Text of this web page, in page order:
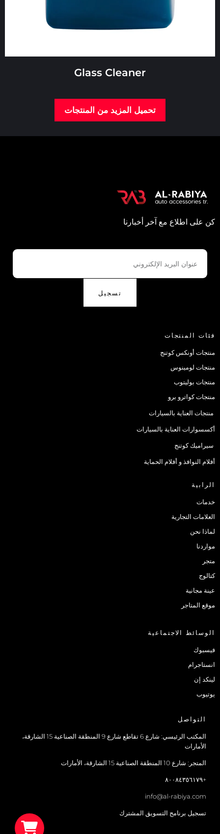
Glass Cleaner
تحميل المزيد من المنتجات
كن على اطلاع مع آخر أخبارنا
تسجيل
فئات المنتجات
منتجات أونكس كوتنج
منتجات لومينوس
منتجات بوليتوب
منتجات كواترو برو
منتجات العناية بالسيارات
أكسسوارات العناية بالسيارات
سيراميك كوتنج
أفلام النوافذ و أفلام الحماية
الرابية
خدمات
العلامات التجارية
لماذا نحن
مواردنا
متجر
كتالوج
عينة مجانية
موقع المتاجر
الوسائط الاجتماعية
فيسبوك
انستاجرام
لينكد إن
يوتيوب
التواصل
المكتب الرئيسي: شارع 6 تقاطع شارع 9 المنطقة الصناعية 15 الشارقة،
الأمارات
المتجر: شارع 10 المنطقة الصناعية 15 الشارقة، الأمارات
+٨٠٠٨٤٣٥٦١٧٩
info@al-rabiya.com
تسجيل برنامج التسويق المشترك